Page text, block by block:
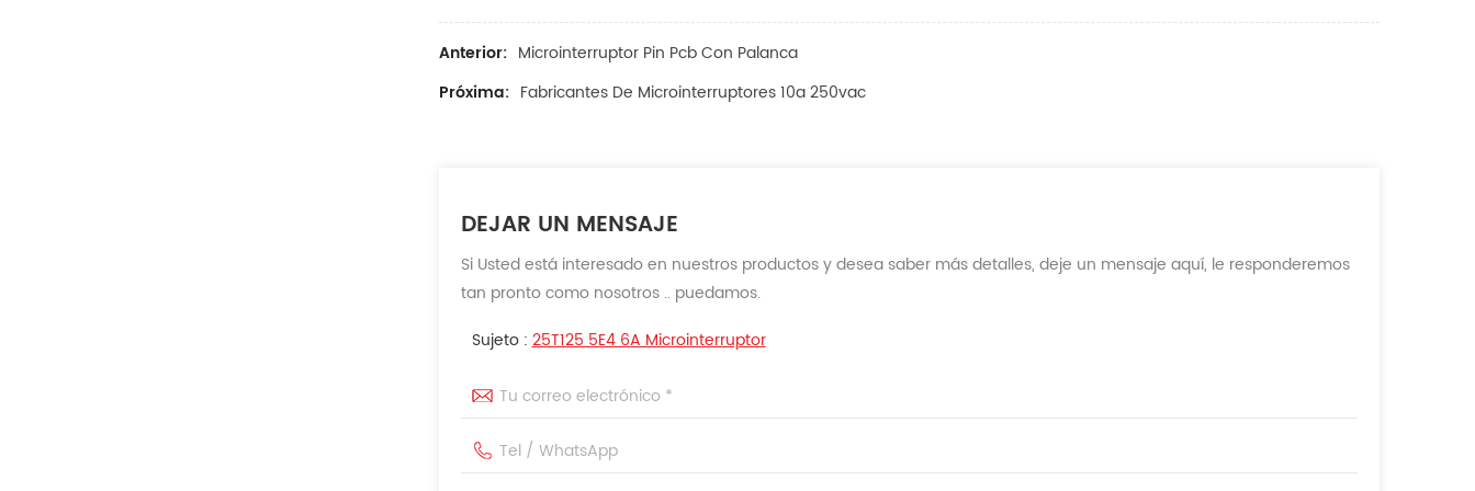
Anterior: Microinterruptor Pin Pcb Con Palanca
Próxima: Fabricantes De Microinterruptores 10a 250vac
DEJAR UN MENSAJE
Si Usted está interesado en nuestros productos y desea saber más detalles, deje un mensaje aquí, le responderemos
tan pronto como nosotros .. puedamos.
Sujeto :25T125 5E4 6A Microinterruptor